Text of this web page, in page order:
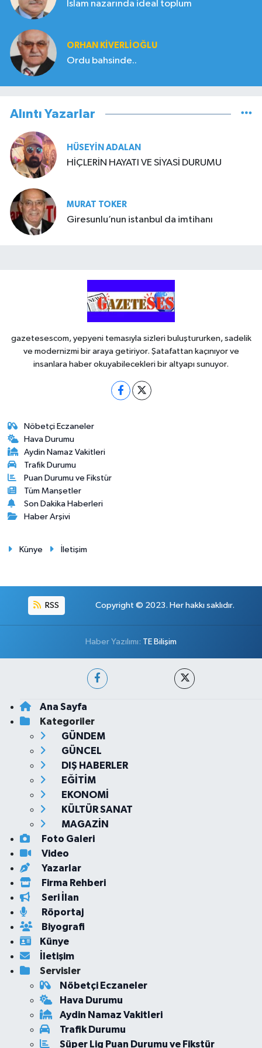
İslam nazarında ideal toplum
ORHAN KIVERLIOĞLU
Ordu bahsinde..
Alıntı Yazarlar
HÜSEYIN ADALAN
HİÇLERİN HAYATI VE SİYASİ DURUMU
MURAT TOKER
Giresunlu’nun istanbul da imtihanı
gazetesescom, yepyeni temasıyla sizleri buluştururken, sadelik
ve modernizmi bir araya getiriyor. Şatafattan kaçınıyor ve
insanlara haber okuyabilecekleri bir altyapı sunuyor.
Nöbetçi Eczaneler
Hava Durumu
Aydin Namaz Vakitleri
Trafik Durumu
Puan Durumu ve Fikstür
Tüm Manşetler
Son Dakika Haberleri
Haber Arşivi
Künye İletişim
RSS Copyright © 2023. Her hakkı saklıdır.
Haber Yazılımı: TE Bilişim
Ana Sayfa
Kategoriler
GÜNDEM
GÜNCEL
DIŞ HABERLER
EĞİTİM
EKONOMİ
KÜLTÜR SANAT
MAGAZİN
Foto Galeri
Video
Yazarlar
Firma Rehberi
Seri İlan
Röportaj
Biyografi
Künye
İletişim
Servisler
Nöbetçi Eczaneler
Hava Durumu
Aydin Namaz Vakitleri
Trafik Durumu
Süper Lig Puan Durumu ve Fikstür